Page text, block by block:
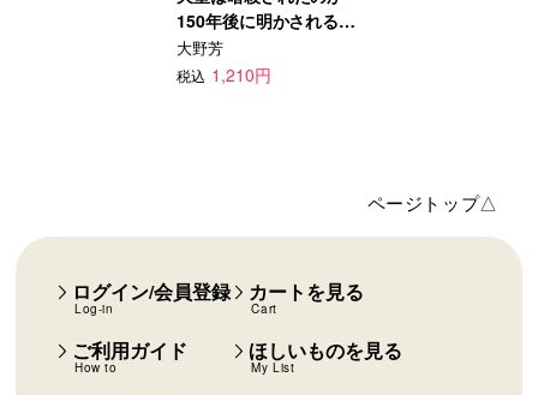
150年後に明かされる明
治維新の真相と南朝の闇
大野芳
税込 1,210円
ページトップ△
ログイン/会員登録
Log-in
カートを見る
Cart
ご利用ガイド
How to
ほしいものを見る
My List